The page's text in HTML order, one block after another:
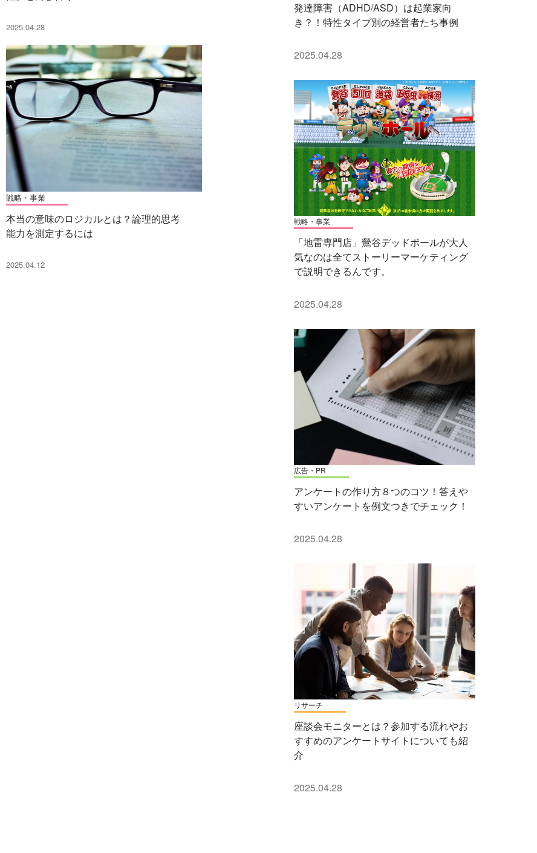
2025.04.28
戦略・事業
本当の意味のロジカルとは？論理的思考
能力を測定するには
2025.04.12
発達障害（ADHD/ASD）は起業家向
き？！特性タイプ別の経営者たち事例
2025.04.28
戦略・事業
「地雷専門店」鶯谷デッドボールが大人
気なのは全てストーリーマーケティング
で説明できるんです。
2025.04.28
広告・PR
アンケートの作り方８つのコツ！答えや
すいアンケートを例文つきでチェック！
2025.04.28
リサーチ
座談会モニターとは？参加する流れやお
すすめのアンケートサイトについても紹
介
2025.04.28